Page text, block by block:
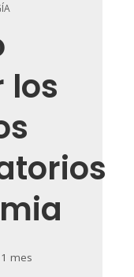
los
mes